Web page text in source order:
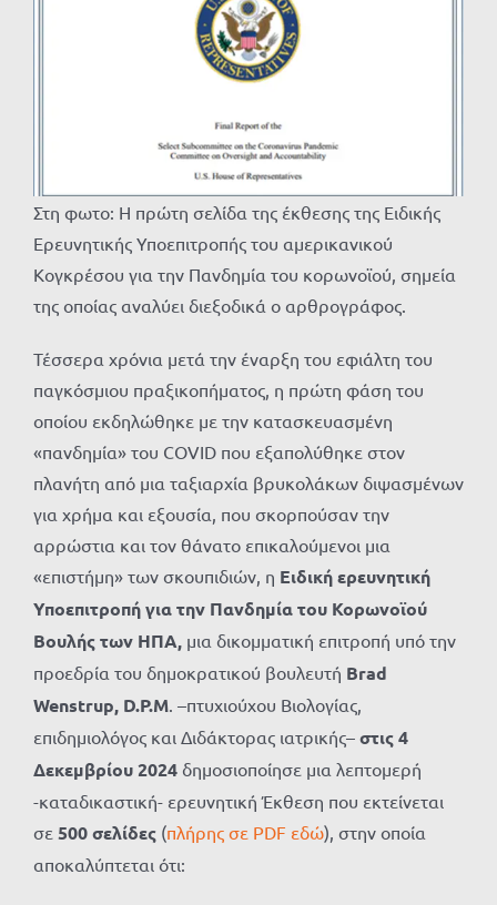
Στη φωτο: Η πρώτη σελίδα της έκθεσης της Ειδικής
Ερευνητικής Υποεπιτροπής του αμερικανικού
Κογκρέσου για την Πανδημία του κορωνοϊού, σημεία
της οποίας αναλύει διεξοδικά ο αρθρογράφος.
Τέσσερα χρόνια μετά την έναρξη του εφιάλτη του
παγκόσμιου πραξικοπήματος, η πρώτη φάση του
οποίου εκδηλώθηκε με την κατασκευασμένη
«πανδημία» του COVID που εξαπολύθηκε στον
πλανήτη από μια ταξιαρχία βρυκολάκων διψασμένων
για χρήμα και εξουσία, που σκορπούσαν την
αρρώστια και τον θάνατο επικαλούμενοι μια
«επιστήμη» των σκουπιδιών, η Eιδική ερευνητική
Υποεπιτροπή για την Πανδημία του Κορωνοϊού
Βουλής των ΗΠΑ, μια δικομματική επιτροπή υπό την
προεδρία του δημοκρατικού βουλευτή Brad
Wenstrup, D.P.M. –πτυχιούχου Βιολογίας,
επιδημιολόγος και Διδάκτορας ιατρικής– στις 4
Δεκεμβρίου 2024 δημοσιοποίησε μια λεπτομερή
-καταδικαστική- ερευνητική Έκθεση που εκτείνεται
σε 500 σελίδες (πλήρης σε PDF εδώ), στην οποία
αποκαλύπτεται ότι: